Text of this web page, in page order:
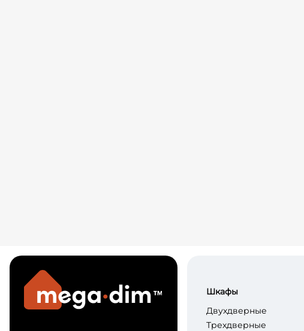
Шкафы
Двухдверные
Трехдверные